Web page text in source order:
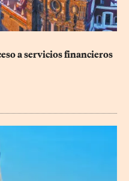
a servicios financieros